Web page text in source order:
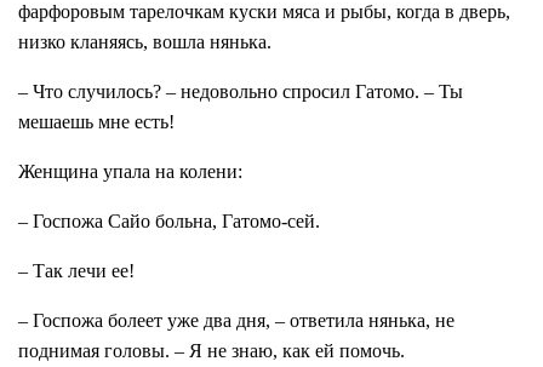
фарфоровым тарелочкам куски мяса и рыбы, когда в дверь,
низко кланяясь, вошла нянька.
– Что случилось? – недовольно спросил Гатомо. – Ты
мешаешь мне есть!
Женщина упала на колени:
– Госпожа Сайо больна, Гатомо-сей.
– Так лечи ее!
– Госпожа болеет уже два дня, – ответила нянька, не
поднимая головы. – Я не знаю, как ей помочь.